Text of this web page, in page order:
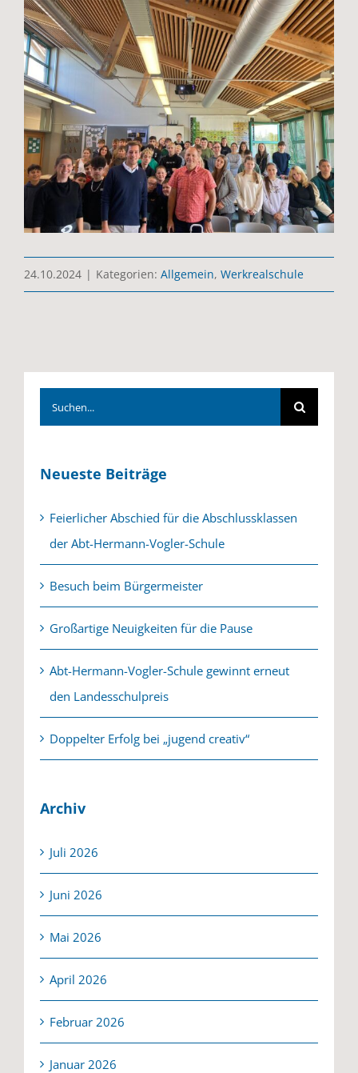
24.10.2024 | Kategorien: Allgemein, Werkrealschule
Suche
nach:
Neueste Beiträge
Feierlicher Abschied für die Abschlussklassen
der Abt-Hermann-Vogler-Schule
Besuch beim Bürgermeister
Großartige Neuigkeiten für die Pause
Abt-Hermann-Vogler-Schule gewinnt erneut
den Landesschulpreis
Doppelter Erfolg bei „jugend creativ“
Archiv
Juli 2026
Juni 2026
Mai 2026
April 2026
Februar 2026
Januar 2026